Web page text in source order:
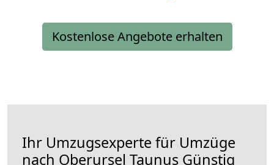
Kostenlose Angebote erhalten
Ihr Umzugsexperte für Umzüge
nach Oberursel Taunus Günstig